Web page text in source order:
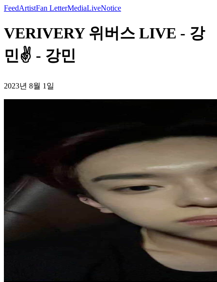
FeedArtistFan LetterMediaLiveNotice
VERIVERY 위버스 LIVE - 강
민✌️ - 강민
2023년 8월 1일